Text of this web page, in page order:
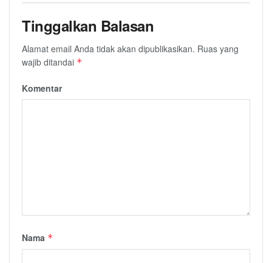
Tinggalkan Balasan
Alamat email Anda tidak akan dipublikasikan. Ruas yang
wajib ditandai *
Komentar
Nama *